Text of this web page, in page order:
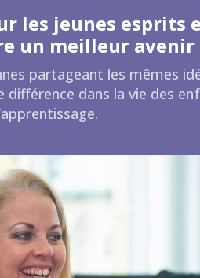
les jeunes esprits
un meilleur avenir
partageant les mêmes
dans la vie des